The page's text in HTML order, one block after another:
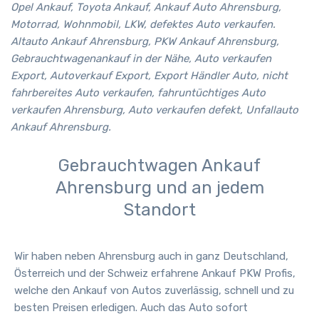
Opel Ankauf, Toyota Ankauf, Ankauf Auto Ahrensburg,
Motorrad, Wohnmobil, LKW, defektes Auto verkaufen.
Altauto Ankauf Ahrensburg, PKW Ankauf Ahrensburg,
Gebrauchtwagenankauf in der Nähe, Auto verkaufen
Export, Autoverkauf Export, Export Händler Auto, nicht
fahrbereites Auto verkaufen, fahruntüchtiges Auto
verkaufen Ahrensburg, Auto verkaufen defekt, Unfallauto
Ankauf Ahrensburg.
Gebrauchtwagen Ankauf
Ahrensburg und an jedem
Standort
Wir haben neben Ahrensburg auch in ganz Deutschland,
Österreich und der Schweiz erfahrene Ankauf PKW Profis,
welche den Ankauf von Autos zuverlässig, schnell und zu
besten Preisen erledigen. Auch das Auto sofort